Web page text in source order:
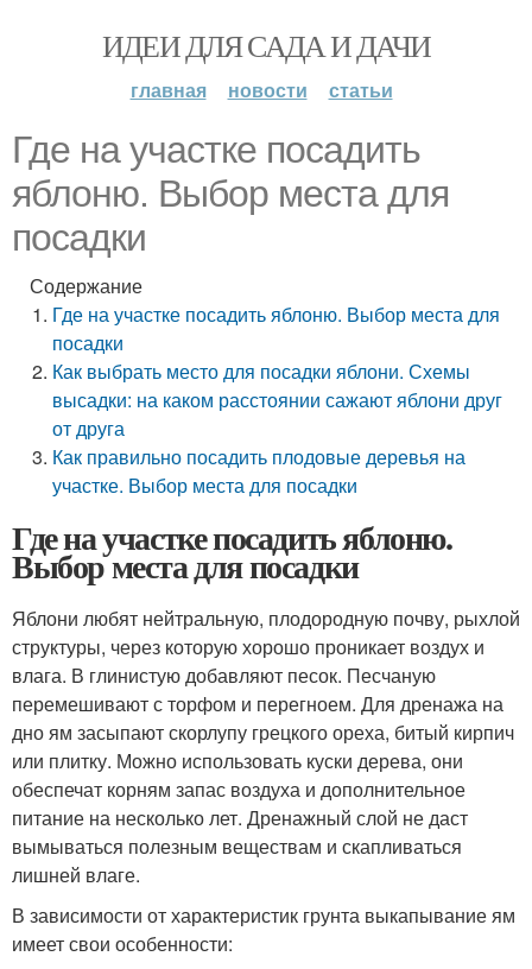
ИДЕИ ДЛЯ САДА И ДАЧИ
главная новости статьи
Где на участке посадить
яблоню. Выбор места для
посадки
Содержание
Где на участке посадить яблоню. Выбор места для
посадки
Как выбрать место для посадки яблони. Схемы
высадки: на каком расстоянии сажают яблони друг
от друга
Как правильно посадить плодовые деревья на
участке. Выбор места для посадки
Где на участке посадить яблоню.
Выбор места для посадки
Яблони любят нейтральную, плодородную почву, рыхлой
структуры, через которую хорошо проникает воздух и
влага. В глинистую добавляют песок. Песчаную
перемешивают с торфом и перегноем. Для дренажа на
дно ям засыпают скорлупу грецкого ореха, битый кирпич
или плитку. Можно использовать куски дерева, они
обеспечат корням запас воздуха и дополнительное
питание на несколько лет. Дренажный слой не даст
вымываться полезным веществам и скапливаться
лишней влаге.
В зависимости от характеристик грунта выкапывание ям
имеет свои особенности: